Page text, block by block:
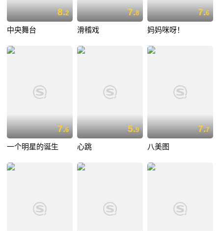
8.2
中央舞台
7.8
滑稽戏
7.6
妈妈咪呀！
7.6
一个明星的诞生
5.9
心跳
7.7
八美图